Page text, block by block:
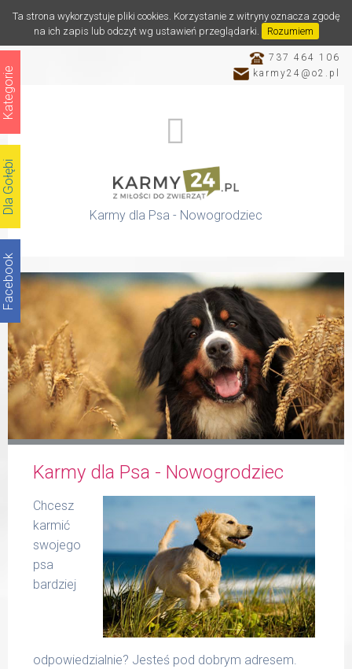
Ta strona wykorzystuje pliki cookies. Korzystanie z witryny oznacza zgodę
na ich zapis lub odczyt wg ustawień przeglądarki.
Rozumiem
737 464 106
karmy24@o2.pl
Karmy dla Psa - Nowogrodziec
Katalog
Formularz
Kontakt
Karmy dla Psa - Nowogrodziec
Chcesz
karmić
swojego
psa
bardziej
odpowiedzialnie? Jesteś pod dobrym adresem.
Facebook
Dla Gołębi
Kategorie